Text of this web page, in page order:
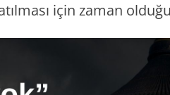
için zaman